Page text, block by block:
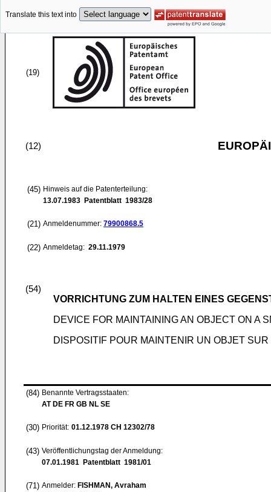
Translate this text into
(19)
(12)
(45) Hinweis auf die Patenterteilung:
13.07.1983 Patentblatt 1983/28
(21) Anmeldenummer: 79900868.5
(22) Anmeldetag: 29.11.1979
(54)
VORRICHTUNG ZUM HALTEN EINES
DEVICE FOR MAINTAINING AN OBJECT ON A
DISPOSITIF POUR MAINTENIR UN OBJET
(84) Benannte Vertragsstaaten:
AT DE FR GB NL SE
(30) Priorität: 01.12.1978 CH 12302/78
(43) Veröffentlichungstag der Anmeldung:
07.01.1981 Patentblatt 1981/01
(71) Anmelder: FISHMAN, Avraham